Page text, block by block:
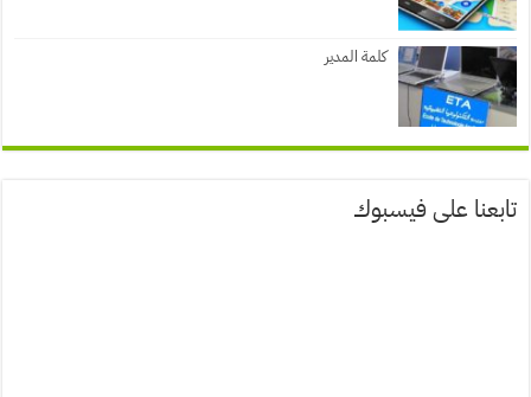
كلمة المدير
تابعنا على فيسبوك